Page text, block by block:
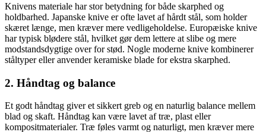
Knivens materiale har stor betydning for både skarphed og
holdbarhed. Japanske knive er ofte lavet af hårdt stål, som holder
skæret længe, men kræver mere vedligeholdelse. Europæiske knive
har typisk blødere stål, hvilket gør dem lettere at slibe og mere
modstandsdygtige over for stød. Nogle moderne knive kombinerer
ståltyper eller anvender keramiske blade for ekstra skarphed.
2. Håndtag og balance
Et godt håndtag giver et sikkert greb og en naturlig balance mellem
blad og skaft. Håndtag kan være lavet af træ, plast eller
kompositmaterialer. Træ føles varmt og naturligt, men kræver mere